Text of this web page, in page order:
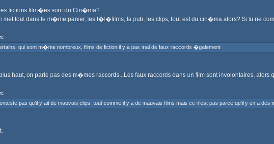
fictions film�es sont du Cin�ma?
met tout dans le m�me panier, les t�l�films, la pub, les clips, tout est du cin�ma alors? Si tu ne
qui sont m�me nombreux, films de fiction il y a pas mal de faux raccords �galement
haut, on parle pas des m�mes raccords...Les faux raccords dans un film sont involontaires,
pas qu'il y ait de mauvais clips, tout comme il y a de mauvais films mais ce n'est pas parce qu'il y en a des